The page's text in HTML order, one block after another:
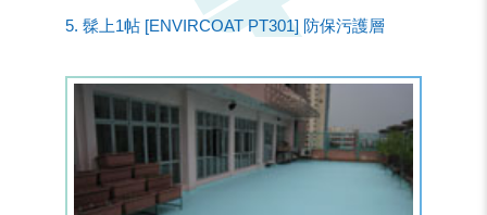
5. 髹上1帖 [ENVIRCOAT PT301] 防保污護層